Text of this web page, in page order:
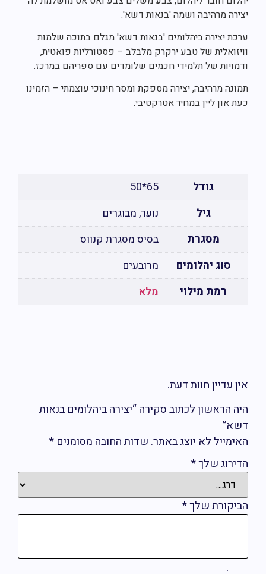
מרהיבה ושמה 'בנאות דשא'.
יצירה ביהלומים 'בנאות דשא' מגלם בתוכה שלמות
של טבע ירקרק מלבלב – פסטורליות פואטית,
של תלמידי חכמים שלומדים עם ספריהם במרכז.
מרהיבה, יצירה מספקת ומסר חינוכי עוצמתי – הזמינו
און ליין במחיר אטרקטיבי.
נוער, מבוגרים
מסגרת
בסיס מסגרת קנווס
סוג יהלומים
מרובעים
רמת מילוי
עדיין חוות דעת.
הראשון לכתוב סקירה “יצירה ביהלומים בנאות
לא יוצג באתר.שדות החובה מסומנים*
שלך*
שלך*